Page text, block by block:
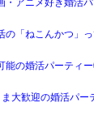
の「ねこんかつ」っ
能の婚活パーティ
大歓迎の婚活パー